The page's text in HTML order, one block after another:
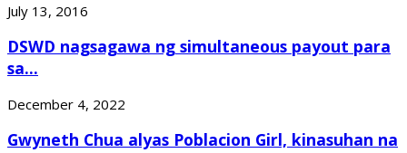
July 13, 2016
DSWD nagsagawa ng simultaneous payout para
sa...
December 4, 2022
Gwyneth Chua alyas Poblacion Girl, kinasuhan na